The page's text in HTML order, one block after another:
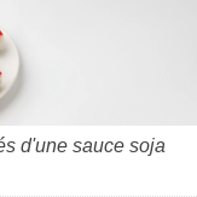
d'une sauce soja